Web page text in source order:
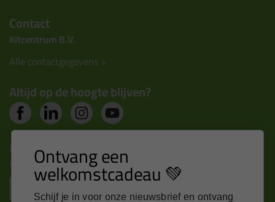
Contact
Kitcentrum B.V.
Alle contactgegevens >
Altijd op de hoogte blijven?
Nieuws, tips en exclusieve deals rechtstreeks in je
inbox Ontvang een
welkomstcadeau 💚
Schijf je in voor onze nieuwsbrief en ontvang